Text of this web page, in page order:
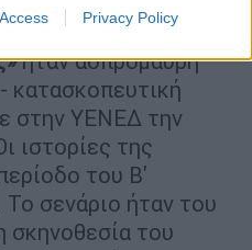
Privacy Policy
Ιούνιο του 1979.
ήταν ασπρόμαυρη
κατασκοπευτική
στην ΥΕΝΕΔ την
ιστορίες της
του Β'
σενάριο ήταν του
σκηνοθεσία του